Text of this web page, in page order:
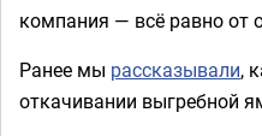
компания — всё равно от
Ранее мы рассказывали,
откачивании выгребной